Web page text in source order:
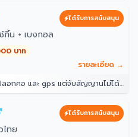
ได้รับการสนับสนุน
กิ้น + เบงกอล
บาท
รายละเอียด →
น้องหายล่าสุดคือ หลังบ้าน204 ราณี 7 แขวงคันนายาว เขตคันนายาว กรุงเทพมหานคร 10230
ได้รับการสนับสนุน
ไทย